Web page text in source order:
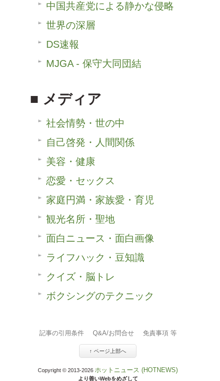
中国共産党による静かな侵略
世界の深層
DS速報
MJGA - 保守大同団結
メディア
社会情勢・世の中
自己啓発・人間関係
美容・健康
恋愛・セックス
家庭円満・家族愛・育児
観光名所・聖地
面白ニュース・面白画像
ライフハック・豆知識
クイズ・脳トレ
ボクシングのテクニック
記事の引用条件 Q&A/お問合せ 免責事項 等
↑ ページ上部へ
Copyright © 2013-2026 ホットニュース (HOTNEWS)
より善いWebをめざして